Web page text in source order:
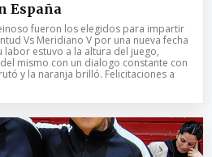
España
fueron los elegidos para impartir
Vs Meridiano V por una nueva fecha
labor estuvo a la altura del juego,
mismo con un dialogo constante con
y la naranja brilló. Felicitaciones a